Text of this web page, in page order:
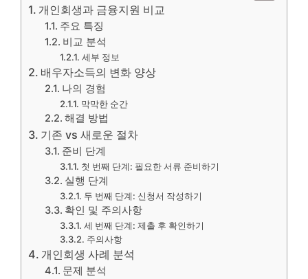
개인회생과 금융지원 비교
주요 특징
비교 분석
세부 정보
배우자소득의 변화 양상
나의 경험
막막한 순간
해결 방법
기존 vs 새로운 절차
준비 단계
첫 번째 단계: 필요한 서류 준비하기
실행 단계
두 번째 단계: 신청서 작성하기
확인 및 주의사항
세 번째 단계: 제출 후 확인하기
주의사항
개인회생 사례 분석
문제 분석